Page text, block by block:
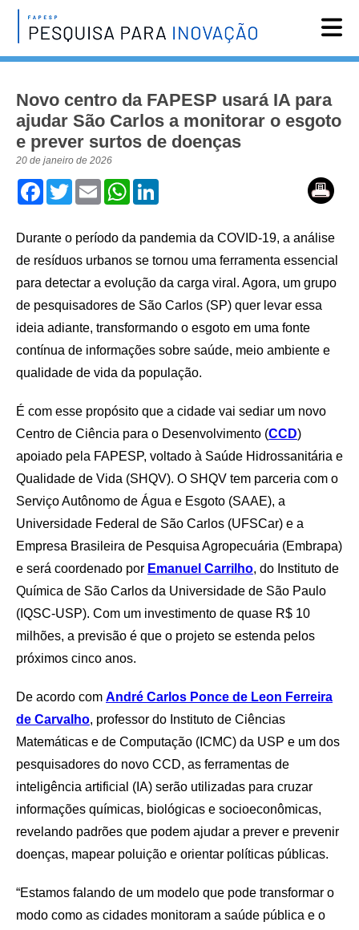
Notícias
Agenda
Novo centro da FAPESP usará IA para
ajudar São Carlos a monitorar o esgoto
e prever surtos de doenças
20 de janeiro de 2026
Facebook
TwitterEmailWhatsApp
Durante o período da pandemia da COVID-19, a análise
de resíduos urbanos se tornou uma ferramenta essencial
para detectar a evolução da carga viral. Agora, um grupo
de pesquisadores de São Carlos (SP) quer levar essa
ideia adiante, transformando o esgoto em uma fonte
contínua de informações sobre saúde, meio ambiente e
qualidade de vida da população.
É com esse propósito que a cidade vai sediar um novo
Centro de Ciência para o Desenvolvimento (CCD)
apoiado pela FAPESP, voltado à Saúde Hidrossanitária e
Qualidade de Vida (SHQV). O SHQV tem parceria com o
Serviço Autônomo de Água e Esgoto (SAAE), a
Universidade Federal de São Carlos (UFSCar) e a
Empresa Brasileira de Pesquisa Agropecuária (Embrapa)
e será coordenado por Emanuel Carrilho, do Instituto de
Química de São Carlos da Universidade de São Paulo
(IQSC-USP). Com um investimento de quase R$ 10
milhões, a previsão é que o projeto se estenda pelos
próximos cinco anos.
De acordo com André Carlos Ponce de Leon Ferreira
de Carvalho, professor do Instituto de Ciências
Matemáticas e de Computação (ICMC) da USP e um dos
pesquisadores do novo CCD, as ferramentas de
inteligência artificial (IA) serão utilizadas para cruzar
informações químicas, biológicas e socioeconômicas,
revelando padrões que podem ajudar a prever e prevenir
doenças, mapear poluição e orientar políticas públicas.
“Estamos falando de um modelo que pode transformar o
modo como as cidades monitoram a saúde pública e o